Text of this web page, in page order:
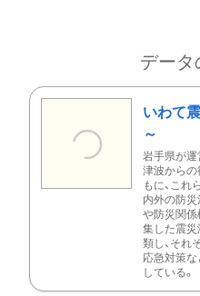
データ
いわて
～
岩手県が運
津波からの
もに、これ
内外の防災
や防災関係
集した震
類し、それ
応急対策
している。